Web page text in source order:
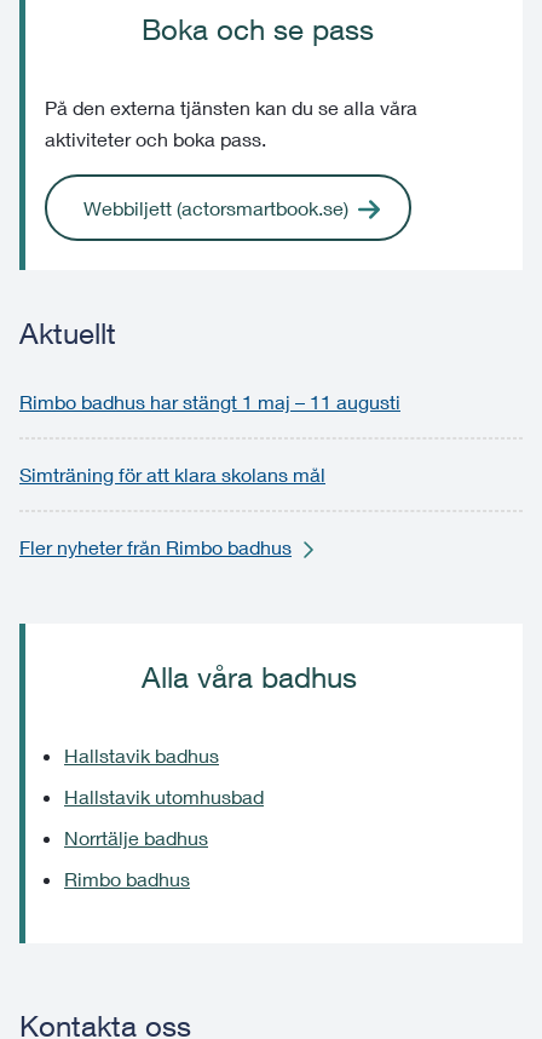
Boka och se pass
På den externa tjänsten kan du se alla våra
aktiviteter och boka pass.
Webbiljett (actorsmartbook.se)
Aktuellt
Rimbo badhus har stängt 1 maj – 11 augusti
Simträning för att klara skolans mål
Fler nyheter från Rimbo badhus
Alla våra badhus
Hallstavik badhus
Hallstavik utomhusbad
Norrtälje badhus
Rimbo badhus
Kontakta oss